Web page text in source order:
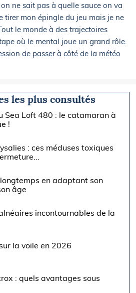
ne sait pas à quelle sauce on va
tirer mon épingle du jeu mais je ne
le monde à des trajectoires
où le mental joue un grand rôle.
de passer à côté de la météo
les plus consultés
Sea Loft 480 : le catamaran à
!
: ces méduses toxiques
en adaptant son
âge
incontournables de la
la voile en 2026
: quels avantages sous